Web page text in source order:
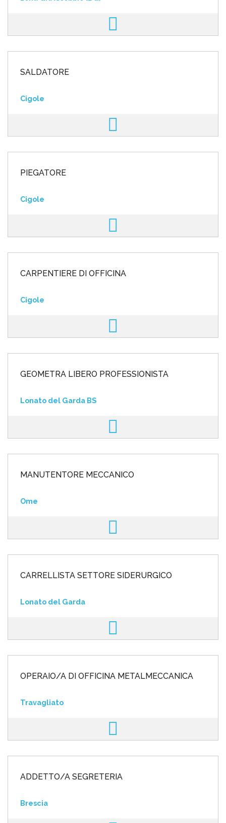
SALDATORE
Cigole
PIEGATORE
Cigole
CARPENTIERE DI OFFICINA
Cigole
GEOMETRA LIBERO PROFESSIONISTA
Lonato del Garda BS
MANUTENTORE MECCANICO
Ome
CARRELLISTA SETTORE SIDERURGICO
Lonato del Garda
OPERAIO/A DI OFFICINA METALMECCANICA
Travagliato
ADDETTO/A SEGRETERIA
Brescia